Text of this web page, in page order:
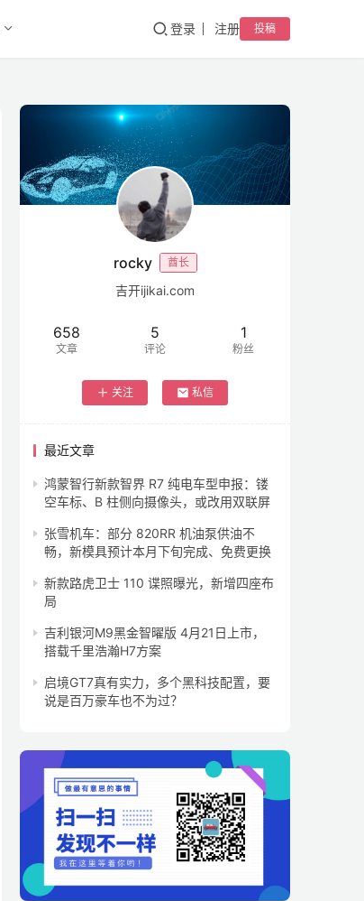
登录 注册 投稿
rocky 酋长
吉开ijikai.com
658
文章
5
评论
1
粉丝
关注 私信
最近文章
鸿蒙智行新款智界 R7 纯电车型申报：镂
空车标、B 柱侧向摄像头，或改用双联屏
张雪机车：部分 820RR 机油泵供油不
畅，新模具预计本月下旬完成、免费更换
新款路虎卫士 110 谍照曝光，新增四座布
局
吉利银河M9黑金智曜版 4月21日上市，
搭载千里浩瀚H7方案
启境GT7真有实力，多个黑科技配置，要
说是百万豪车也不为过？